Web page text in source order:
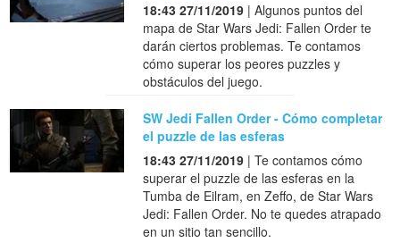
18:43 27/11/2019 | Algunos puntos del
mapa de Star Wars Jedi: Fallen Order te
darán ciertos problemas. Te contamos
cómo superar los peores puzzles y
obstáculos del juego.
SW Jedi Fallen Order - Cómo completar
el puzzle de las esferas
18:43 27/11/2019 | Te contamos cómo
superar el puzzle de las esferas en la
Tumba de Eilram, en Zeffo, de Star Wars
Jedi: Fallen Order. No te quedes atrapado
en un sitio tan sencillo.